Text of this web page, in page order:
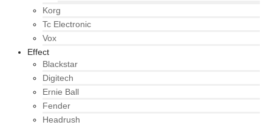
Korg
Tc Electronic
Vox
Effect
Blackstar
Digitech
Ernie Ball
Fender
Headrush